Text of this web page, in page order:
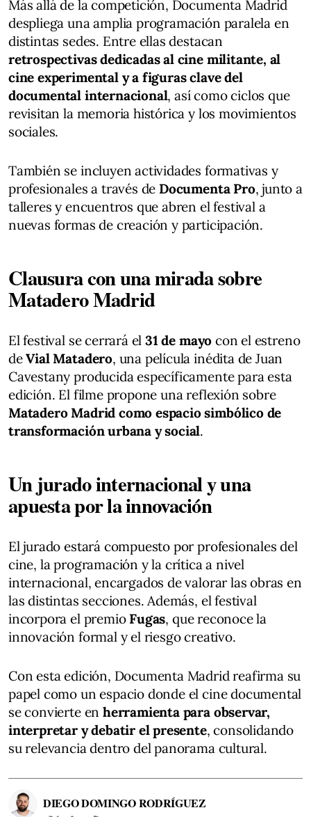
Más allá de la competición, Documenta Madrid
despliega una amplia programación paralela en
distintas sedes. Entre ellas destacan
retrospectivas dedicadas al cine militante, al
cine experimental y a figuras clave del
documental internacional, así como ciclos que
revisitan la memoria histórica y los movimientos
sociales.
También se incluyen actividades formativas y
profesionales a través de Documenta Pro, junto a
talleres y encuentros que abren el festival a
nuevas formas de creación y participación.
Clausura con una mirada sobre
Matadero Madrid
El festival se cerrará el31 de mayo con el estreno
deVial Matadero, una película inédita de Juan
Cavestany producida específicamente para esta
edición. El filme propone una reflexión sobre
Matadero Madrid como espacio simbólico de
transformación urbana y social.
Un jurado internacional y una
apuesta por la innovación
El jurado estará compuesto por profesionales del
cine, la programación y la crítica a nivel
internacional, encargados de valorar las obras en
las distintas secciones. Además, el festival
incorpora el premio Fugas, que reconoce la
innovación formal y el riesgo creativo.
Con esta edición, Documenta Madrid reafirma su
papel como un espacio donde el cine documental
se convierte en herramienta para observar,
interpretar y debatir el presente, consolidando
su relevancia dentro del panorama cultural.
DIEGO DOMINGO RODRÍGUEZ